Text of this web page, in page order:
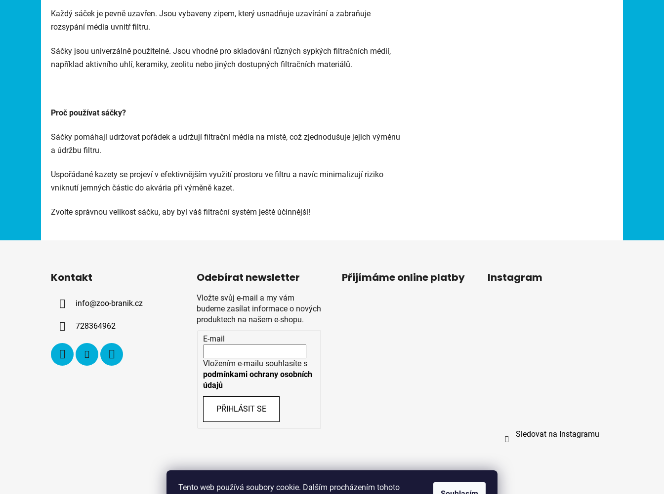
Tento web používá soubory cookie. Dalším procházením tohoto
Každý sáček je pevně uzavřen. Jsou vybaveny zipem, který usnadňuje uzavírání a zabraňuje
rozsypání média uvnitř filtru.
Sáčky jsou univerzálně použitelné. Jsou vhodné pro skladování různých sypkých filtračních médií,
například aktivního uhlí, keramiky, zeolitu nebo jiných dostupných filtračních materiálů.
Proč používat sáčky?
Sáčky pomáhají udržovat pořádek a udržují filtrační média na místě, což zjednodušuje jejich výměnu
a údržbu filtru.
Uspořádané kazety se projeví v efektivnějším využití prostoru ve filtru a navíc minimalizují riziko
vniknutí jemných částic do akvária při výměně kazet.
Zvolte správnou velikost sáčku, aby byl váš filtrační systém ještě účinnější!
Kontakt
info@zoo-branik.cz
728364962
Odebírat newsletter
Vložte svůj e-mail a my vám
budeme zasílat informace o nových
produktech na našem e-shopu.
E-mail
Vložením e-mailu souhlasíte s
podmínkami ochrany osobních
údajů
PŘIHLÁSIT SE
Přijímáme online platby Instagram
Sledovat na Instagramu
PPL UPS